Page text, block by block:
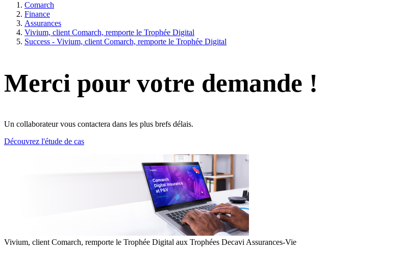
Comarch
Finance
Assurances
Vivium, client Comarch, remporte le Trophée Digital
Success - Vivium, client Comarch, remporte le Trophée Digital
Merci pour votre demande !
Un collaborateur vous contactera dans les plus brefs délais.
Découvrez l'étude de cas
Vivium, client Comarch, remporte le Trophée Digital aux Trophées Decavi Assurances-Vie